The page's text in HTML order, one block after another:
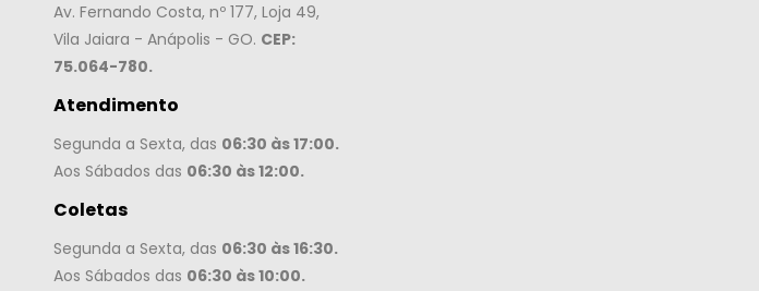
Av. Fernando Costa, nº 177, Loja 49,
Vila Jaiara - Anápolis - GO. CEP:
75.064-780.
Atendimento
Segunda a Sexta, das 06:30 às 17:00.
Aos Sábados das 06:30 às 12:00.
Coletas
Segunda a Sexta, das 06:30 às 16:30.
Aos Sábados das 06:30 às 10:00.